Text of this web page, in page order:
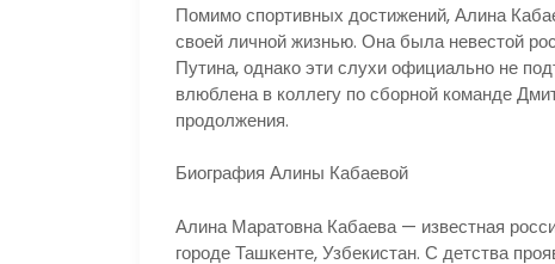
Помимо спортивных достижений, Алина
своей личной жизнью. Она была невестой
Путина, однако эти слухи официально не
влюблена в коллегу по сборной команде
продолжения.
Биография Алины Кабаевой
Алина Маратовна Кабаева — известная
городе Ташкенте, Узбекистан. С детства